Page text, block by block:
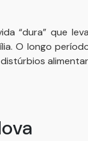
“dura” que
O longo